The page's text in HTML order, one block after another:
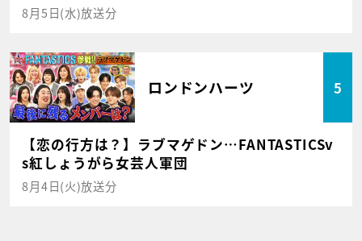
8月5日(水)放送分
ロンドンハーツ 5
【恋の行方は？】ラブマゲドン…FANTASTICSv
s紅しょうがら女芸人軍団
8月4日(火)放送分